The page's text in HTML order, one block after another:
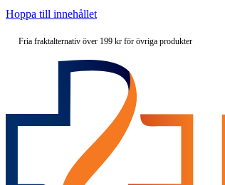
Hoppa till innehållet
Fria fraktalternativ över 199 kr för övriga produkter